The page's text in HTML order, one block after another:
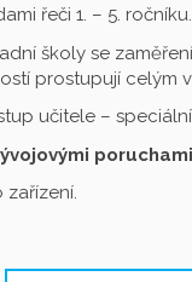
řeči 1. – 5. ročníku.
školy se
prostupují celým
učitele –